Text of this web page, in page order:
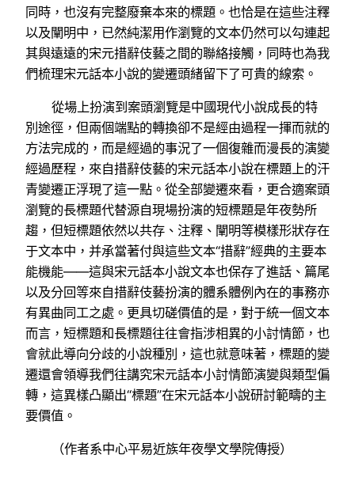
同時，也沒有完整廢棄本來的標題。也恰是在這些注釋
以及闡明中，已然純潔用作瀏覽的文本仍然可以勾連起
其與遠遠的宋元措辭伎藝之間的聯絡接觸，同時也為我
們梳理宋元話本小說的變遷頭緒留下了可貴的線索。
從場上扮演到案頭瀏覽是中國現代小說成長的特
別途徑，但兩個端點的轉換卻不是經由過程一揮而就的
方法完成的，而是經過的事況了一個復雜而漫長的演變
經過歷程，來自措辭伎藝的宋元話本小說在標題上的汗
青變遷正浮現了這一點。從全部變遷來看，更合適案頭
瀏覽的長標題代替源自現場扮演的短標題是年夜勢所
趨，但短標題依然以共存、注釋、闡明等模樣形狀存在
于文本中，并承當著付與這些文本“措辭”經典的主要本
能機能——這與宋元話本小說文本也保存了進話、篇尾
以及分回等來自措辭伎藝扮演的體系體例內在的事務亦
有異曲同工之處。更具切磋價值的是，對于統一個文本
而言，短標題和長標題往往會指涉相異的小討情節，也
會就此導向分歧的小說種別，這也就意味著，標題的變
遷還會領導我們往講究宋元話本小討情節演變與類型偏
轉，這異樣凸顯出“標題”在宋元話本小說研討範疇的主
要價值。
（作者系中心平易近族年夜學文學院傳授）